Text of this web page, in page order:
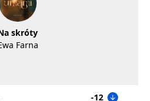
skróty
Farna
-12